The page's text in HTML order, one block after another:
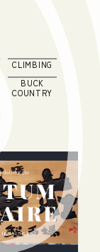
CLIMBING
BUCK
COUNTRY